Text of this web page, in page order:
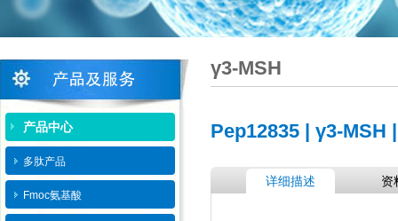
产品中心
多肽产品
Fmoc氨基酸
γ3-MSH
Pep12835 | γ3-MSH
详细描述 资